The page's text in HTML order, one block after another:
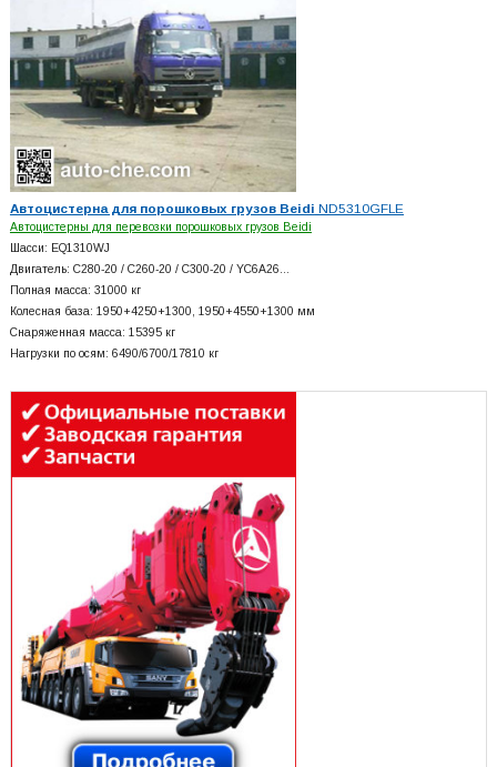
Автоцистерна для порошковых грузов Beidi ND5310GFLE
Автоцистерны для перевозки порошковых грузов Beidi
Шасси: EQ1310WJ
Двигатель: C280-20 / C260-20 / C300-20 / YC6A26…
Полная масса: 31000 кг
Колесная база: 1950+4250+1300, 1950+4550+1300 мм
Снаряженная масса: 15395 кг
Нагрузки по осям: 6490/6700/17810 кг